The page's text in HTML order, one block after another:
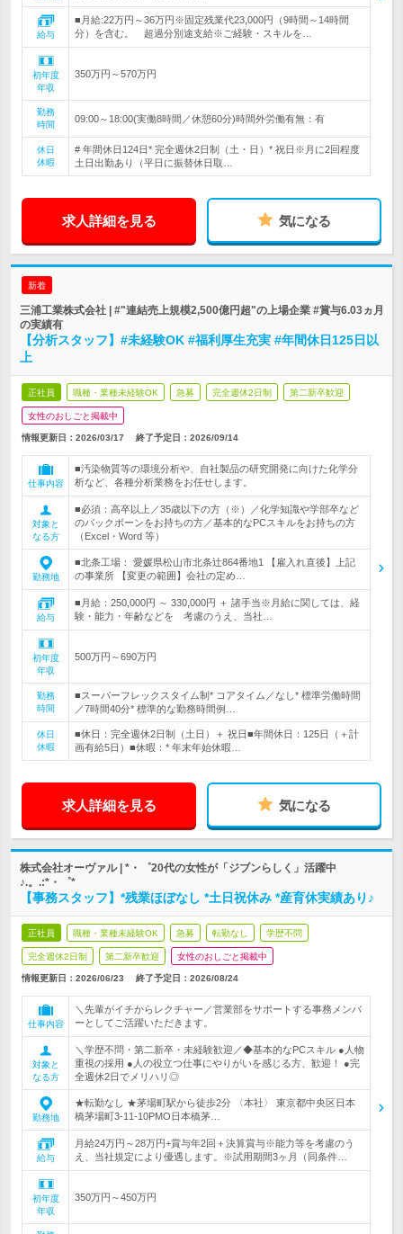
給与
■月給:22万円～36万円※固定残業代23,000円（9時間～14時間
分）を含む。 超過分別途支給※ご経験・スキルを…
初年度
年収
350万円～570万円
勤務
時間
09:00～18:00(実働8時間／休憩60分)時間外労働有無：有
休日
休暇
# 年間休日124日* 完全週休2日制（土・日）* 祝日※月に2回程度
土日出勤あり（平日に振替休日取…
求人詳細を見る 気になる
新着
三浦工業株式会社 | #"連結売上規模2,500億円超"の上場企業 #賞与6.03ヵ月
の実績有
【分析スタッフ】#未経験OK #福利厚生充実 #年間休日125日以
上
正社員 職種・業種未経験OK 急募 完全週休2日制 第二新卒歓迎
女性のおしごと掲載中
情報更新日：2026/03/17 終了予定日： 2026/09/14
仕事内容
■汚染物質等の環境分析や、自社製品の研究開発に向けた化学分
析など、各種分析業務をお任せします。
対象と
なる方
■必須：高卒以上／35歳以下の方（※）／化学知識や学部卒など
のバックボーンをお持ちの方／基本的なPCスキルをお持ちの方
（Excel・Word 等）
勤務地
■北条工場： 愛媛県松山市北条辻864番地1 【雇入れ直後】上記
の事業所 【変更の範囲】会社の定め…
給与
■月給：250,000円 ～ 330,000円 ＋ 諸手当※月給に関しては、経
験・能力・年齢などを 考慮のうえ、当社…
初年度
年収
500万円～690万円
勤務
時間
■スーパーフレックスタイム制* コアタイム／なし* 標準労働時間
／7時間40分* 標準的な勤務時間例…
休日
休暇
■休日：完全週休2日制（土日）＋ 祝日■年間休日：125日（＋計
画有給5日）■休暇：* 年末年始休暇…
求人詳細を見る 気になる
株式会社オーヴァル | *・゜20代の女性が「ジブンらしく」活躍中
♪.。.:*・゜*
【事務スタッフ】*残業ほぼなし *土日祝休み *産育休実績あり♪
正社員 職種・業種未経験OK 急募 転勤なし 学歴不問
完全週休2日制 第二新卒歓迎 女性のおしごと掲載中
情報更新日：2026/06/23 終了予定日： 2026/08/24
仕事内容
＼先輩がイチからレクチャー／営業部をサポートする事務メンバ
ーとしてご活躍いただきます。
対象と
なる方
＼学歴不問・第二新卒・未経験歓迎／◆基本的なPCスキル ●人物
重視の採用 ●人の役立つ仕事にやりがいを感じる方、歓迎！ ●完
全週休2日でメリハリ◎
勤務地
★転勤なし ★茅場町駅から徒歩2分 〈本社〉 東京都中央区日本
橋茅場町3-11-10PMO日本橋茅…
給与
月給24万円～28万円+賞与年2回＋決算賞与※能力等を考慮のう
え、当社規定により優遇します。※試用期間3ヶ月（同条件…
初年度
年収
350万円～450万円